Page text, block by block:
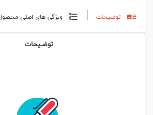
توضیحات ویژگی های اصلی محصول
توضیحات